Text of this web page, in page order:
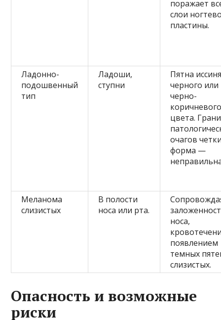
поражает
слои
пластины.
Ладонно-
подошвенный
тип
Ладоши,
ступни
Пятна
черного или
черно-
цвета.
очагов
форма —
Меланома
слизистых
В полости
носа или рта.
носа,
появлением
темных
слизистых.
Опасность и возможные
риски